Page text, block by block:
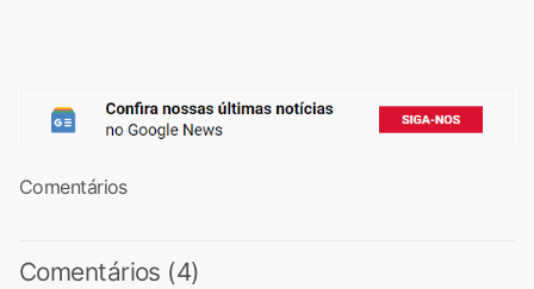
Comentários
Comentários (4)